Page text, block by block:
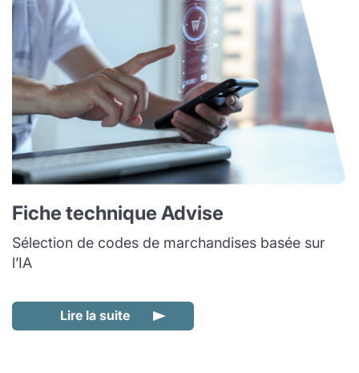
Fiche technique Advise
Sélection de codes de marchandises basée sur
l’IA
Lire la suite